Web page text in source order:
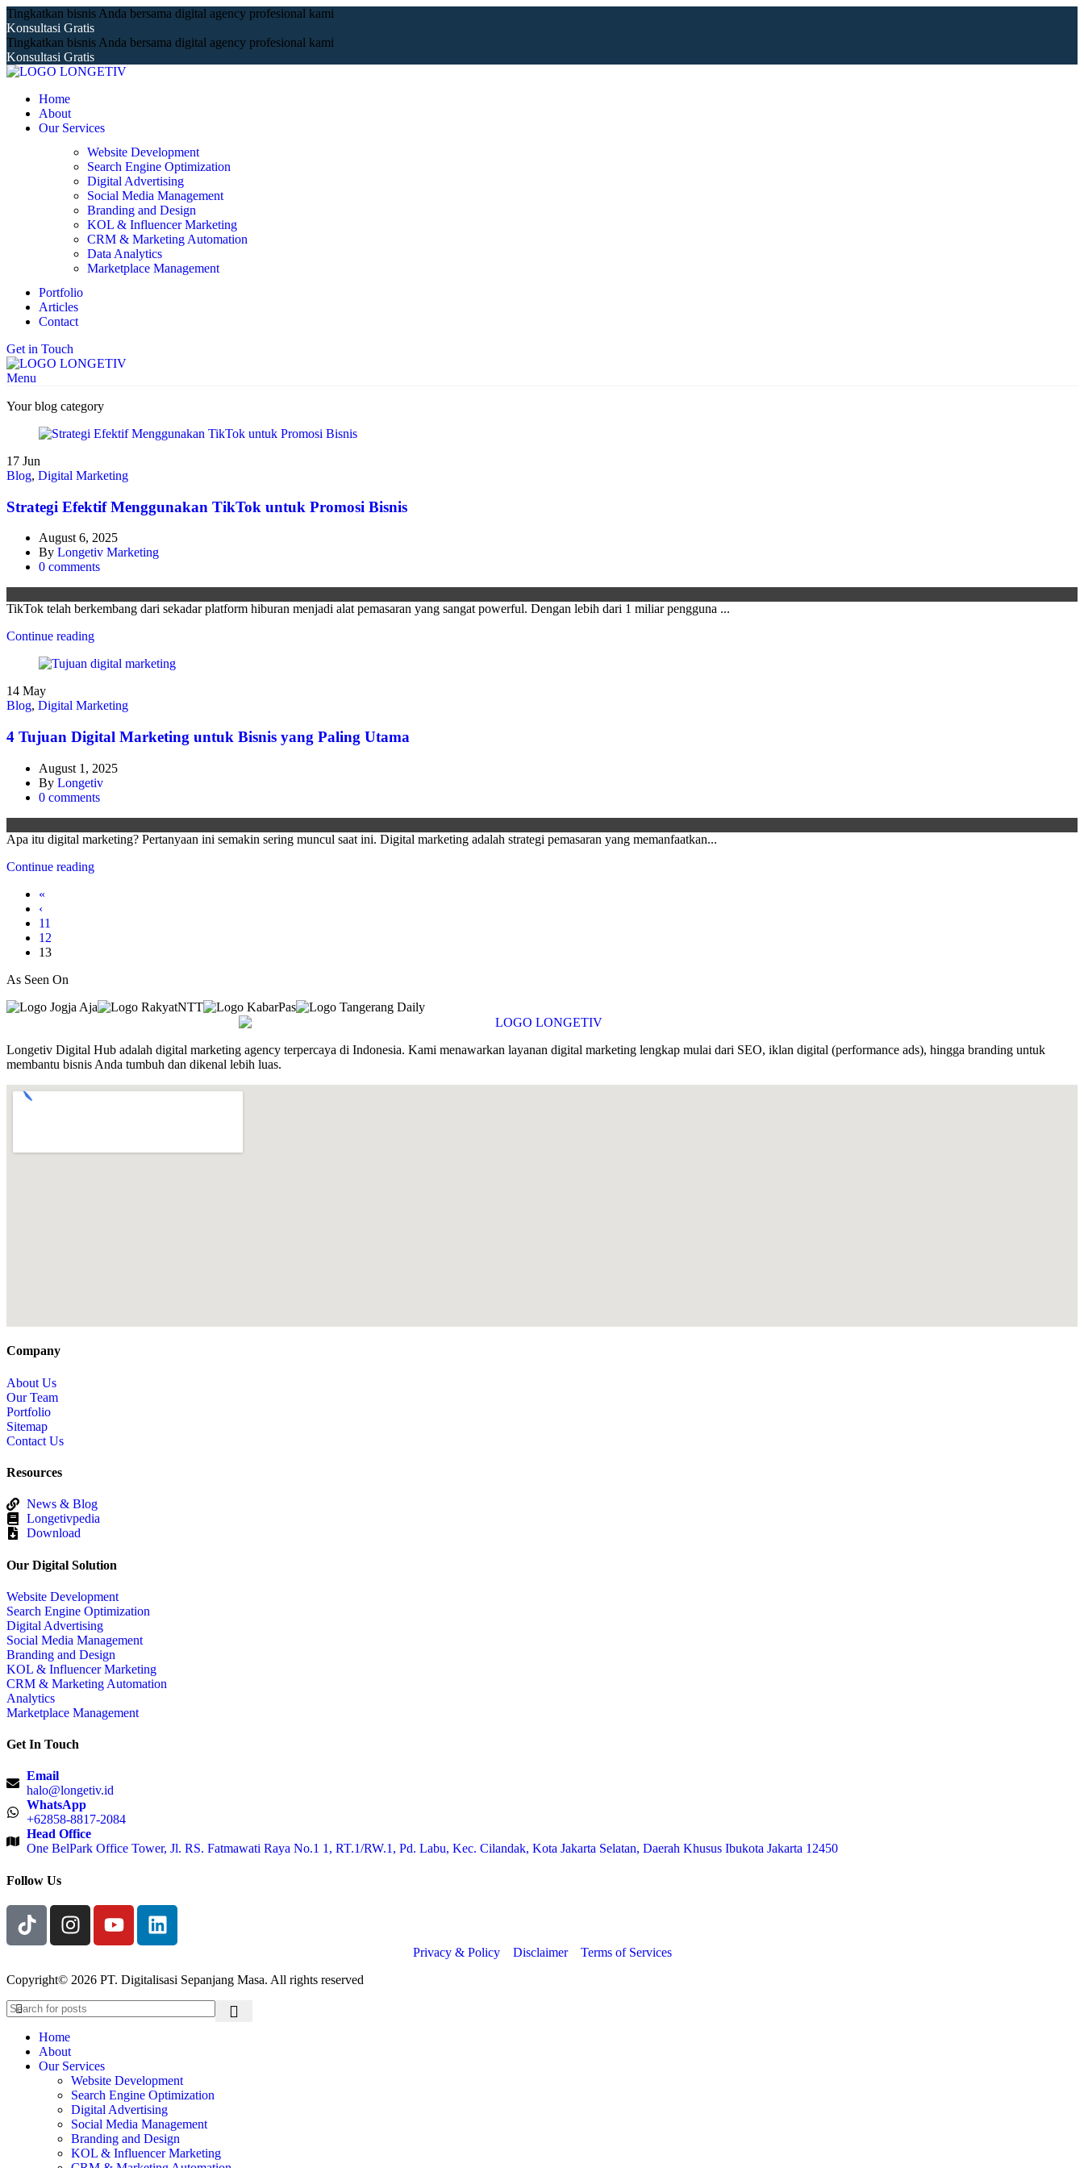
Tingkatkan bisnis Anda bersama digital agency profesional kami
Konsultasi Gratis
Tingkatkan bisnis Anda bersama digital agency profesional kami
Konsultasi Gratis
Home
About
Our Services
Website Development
Search Engine Optimization
Digital Advertising
Social Media Management
Branding and Design
KOL & Influencer Marketing
CRM & Marketing Automation
Data Analytics
Marketplace Management
Portfolio
Articles
Contact
Get in Touch
Menu
Your blog category
17 Jun
Blog, Digital Marketing
Strategi Efektif Menggunakan TikTok untuk Promosi Bisnis
August 6, 2025
By Longetiv Marketing
0 comments
TikTok telah berkembang dari sekadar platform hiburan menjadi alat pemasaran yang sangat powerful. Dengan lebih dari 1 miliar pengguna ...
Continue reading
14 May
Blog, Digital Marketing
4 Tujuan Digital Marketing untuk Bisnis yang Paling Utama
August 1, 2025
By Longetiv
0 comments
Apa itu digital marketing? Pertanyaan ini semakin sering muncul saat ini. Digital marketing adalah strategi pemasaran yang memanfaatkan...
Continue reading
«
‹
11
12
13
As Seen On
Longetiv Digital Hub adalah digital marketing agency terpercaya di Indonesia. Kami menawarkan layanan digital marketing lengkap mulai dari SEO, iklan digital (performance ads), hingga branding untuk
membantu bisnis Anda tumbuh dan dikenal lebih luas.
Company
About Us
Our Team
Portfolio
Sitemap
Contact Us
Resources
News & Blog
Longetivpedia
Download
Our Digital Solution
Website Development
Search Engine Optimization
Digital Advertising
Social Media Management
Branding and Design
KOL & Influencer Marketing
CRM & Marketing Automation
Analytics
Marketplace Management
Get In Touch
Email
halo@longetiv.id
WhatsApp
+62858-8817-2084
Head Office
One BelPark Office Tower, Jl. RS. Fatmawati Raya No.1 1, RT.1/RW.1, Pd. Labu, Kec. Cilandak, Kota Jakarta Selatan, Daerah Khusus Ibukota Jakarta 12450
Follow Us
Privacy & Policy Disclaimer
Terms of Services
Copyright© 2026 PT. Digitalisasi Sepanjang Masa. All rights reserved
Home
About
Our Services
Website Development
Search Engine Optimization
Digital Advertising
Social Media Management
Branding and Design
KOL & Influencer Marketing